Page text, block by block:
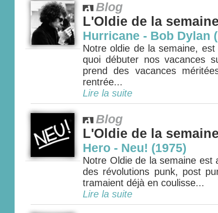
Blog
L'Oldie de la
Hurricane - Bob Dylan
Notre oldie de la semaine,
quoi débuter nos vacances
prend des vacances
rentrée...
Lire la suite
Blog
L'Oldie de la
Hero - Neu! (1975)
Notre Oldie de la semaine est
des révolutions punk, post
tramaient déjà en coulisse...
Lire la suite